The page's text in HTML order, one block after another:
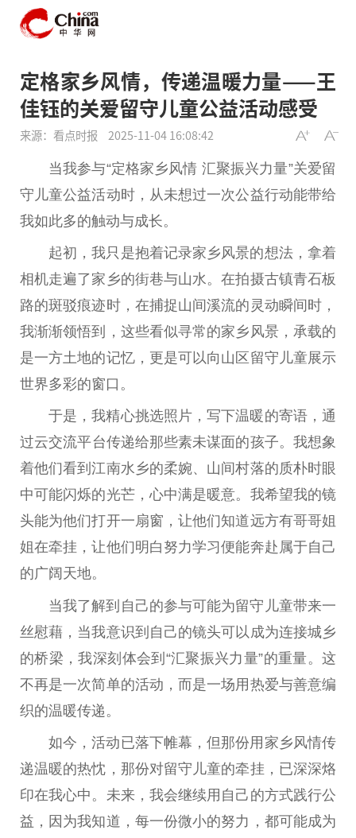
定格家乡风情，传递温暖力量——王
佳钰的关爱留守儿童公益活动感受
来源：看点时报 2025-11-04 16:08:42
当我参与“定格家乡风情 汇聚振兴力量”关爱留
守儿童公益活动时，从未想过一次公益行动能带给
我如此多的触动与成长。
起初，我只是抱着记录家乡风景的想法，拿着
相机走遍了家乡的街巷与山水。在拍摄古镇青石板
路的斑驳痕迹时，在捕捉山间溪流的灵动瞬间时，
我渐渐领悟到，这些看似寻常的家乡风景，承载的
是一方土地的记忆，更是可以向山区留守儿童展示
世界多彩的窗口。
于是，我精心挑选照片，写下温暖的寄语，通
过云交流平台传递给那些素未谋面的孩子。我想象
着他们看到江南水乡的柔婉、山间村落的质朴时眼
中可能闪烁的光芒，心中满是暖意。我希望我的镜
头能为他们打开一扇窗，让他们知道远方有哥哥姐
姐在牵挂，让他们明白努力学习便能奔赴属于自己
的广阔天地。
当我了解到自己的参与可能为留守儿童带来一
丝慰藉，当我意识到自己的镜头可以成为连接城乡
的桥梁，我深刻体会到“汇聚振兴力量”的重量。这
不再是一次简单的活动，而是一场用热爱与善意编
织的温暖传递。
如今，活动已落下帷幕，但那份用家乡风情传
递温暖的热忱，那份对留守儿童的牵挂，已深深烙
印在我心中。未来，我会继续用自己的方式践行公
益，因为我知道，每一份微小的努力，都可能成为